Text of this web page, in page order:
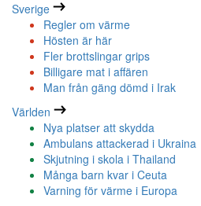
Sverige
Regler om värme
Hösten är här
Fler brottslingar grips
Billigare mat i affären
Man från gäng dömd i Irak
Världen
Nya platser att skydda
Ambulans attackerad i Ukraina
Skjutning i skola i Thailand
Många barn kvar i Ceuta
Varning för värme i Europa